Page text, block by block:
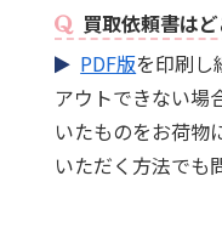
買取依頼書はど
PDF版を印刷し
アウトできない場
いたものをお荷物
いただく方法でも